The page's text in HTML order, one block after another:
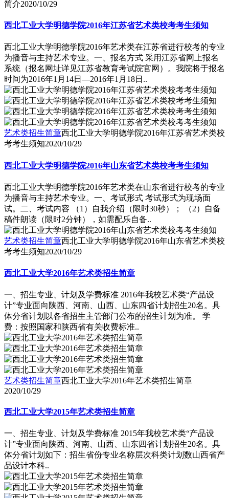
简介2020/10/29
西北工业大学明德学院2016年江苏省艺术类校考考生须知
西北工业大学明德学院2016年艺术类在江苏省进行校考的专业
为播音与主持艺术专业。一、报名方式 采用江苏省网上报名
系统（报名网址详见江苏省教育考试院官网）。我院将于报名
时间为2016年1月14日―2016年1月18日..
艺术类招生简章西北工业大学明德学院2016年江苏省艺术类校
考考生须知2020/10/29
西北工业大学明德学院2016年山东省艺术类校考考生须知
西北工业大学明德学院2016年艺术类在山东省进行校考的专业
为播音与主持艺术专业。一、考试形式 考试形式为现场面
试。二、考试内容 （1）自我介绍（限时30秒）； （2）自备
稿件朗读（限时2分钟），如需配乐自备..
艺术类招生简章西北工业大学明德学院2016年山东省艺术类校
考考生须知2020/10/29
西北工业大学2016年艺术类招生简章
一、招生专业、计划及学费标准 2016年我校艺术类“产品设
计”专业面向陕西、河南、山西、山东四省计划招生20名。具
体分省计划以各省招生主管部门公布的招生计划为准。 学
费：按照国家和陕西省有关收费标准..
艺术类招生简章西北工业大学2016年艺术类招生简章
2020/10/29
西北工业大学2015年艺术类招生简章
一、招生专业、计划及学费标准 2015年我校艺术类“产品设
计”专业面向陕西、河南、山西、山东四省计划招生20名。具
体分省计划如下：招生省份专业名称层次科类计划数山西省产
品设计本科..